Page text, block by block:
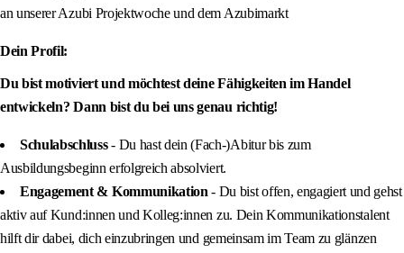
an unserer Azubi Projektwoche und dem Azubimarkt
Dein Profil:
Du bist motiviert und möchtest deine Fähigkeiten im Handel
entwickeln? Dann bist du bei uns genau richtig!
Schulabschluss- Du hast dein (Fach-)Abitur bis zum
Ausbildungsbeginn erfolgreich absolviert.
Engagement & Kommunikation- Du bist offen, engagiert und gehst
aktiv auf Kund:innen und Kolleg:innen zu. Dein Kommunikationstalent
hilft dir dabei, dich einzubringen und gemeinsam im Team zu glänzen